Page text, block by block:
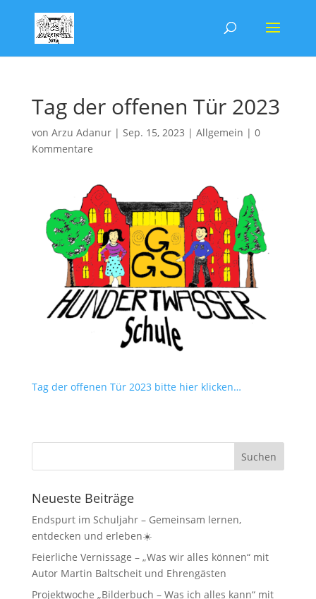
Tag der offenen Tür 2023
von Arzu Adanur| Sep. 15, 2023 | Allgemein | 0
Kommentare
Tag der offenen Tür 2023 bitte hier klicken…
Neueste Beiträge
Endspurt im Schuljahr – Gemeinsam lernen,
entdecken und erleben☀️
Feierliche Vernissage – „Was wir alles können“ mit
Autor Martin Baltscheit und Ehrengästen
Projektwoche „Bilderbuch – Was ich alles kann“ mit